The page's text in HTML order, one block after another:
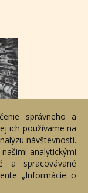
správneho a
ich používame na
návštevnosti.
analytickými
a spracovávané
„Informácie o